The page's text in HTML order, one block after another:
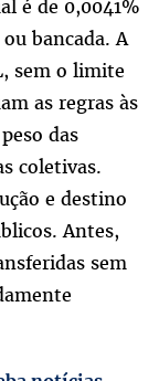
é de 0,0041%
bancada. A
sem o limite
as regras às
das
coletivas.
e destino
Antes,
sem